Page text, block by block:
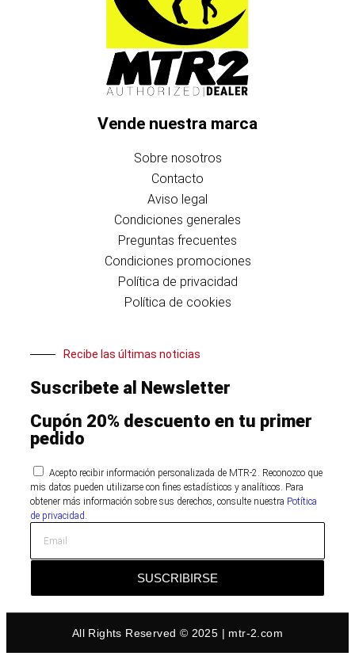
Vende nuestra marca
Sobre nosotros
Contacto
Aviso legal
Condiciones generales
Preguntas frecuentes
Condiciones promociones
Política de privacidad
Política de cookies
Recibe las últimas noticias
Suscribete al Newsletter
Cupón 20% descuento en tu primer
pedido
Acepto recibir información personalizada de MTR-2. Reconozco que
mis datos pueden utilizarse con fines estadísticos y analíticos. Para
obtener más información sobre sus derechos, consulte nuestra Potítica
de privacidad.
SUSCRIBIRSE
All Rights Reserved © 2025 | mtr-2.com